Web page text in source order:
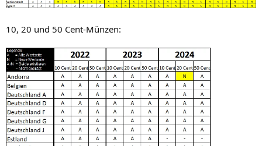
10, 20 und 50 Cent-Münzen: